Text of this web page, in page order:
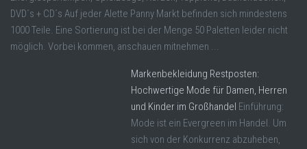
DVD´s + CD´s Auf jeder Alette Panny Markt befinden sich mindestens
1000 Teile. Eine Sortierung ist bei der Menge 50 Paletten leider nicht
möglich. Vorbei kommen, anschauen mitnehmen ...
Markenbekleidung Restposten:
Hochwertige Mode für Damen, Herren
und Kinder im Großhandel Einführung:
Mode ist ein Evergreen im Handel. Um
sich von der Konkurrenz abzuheben,